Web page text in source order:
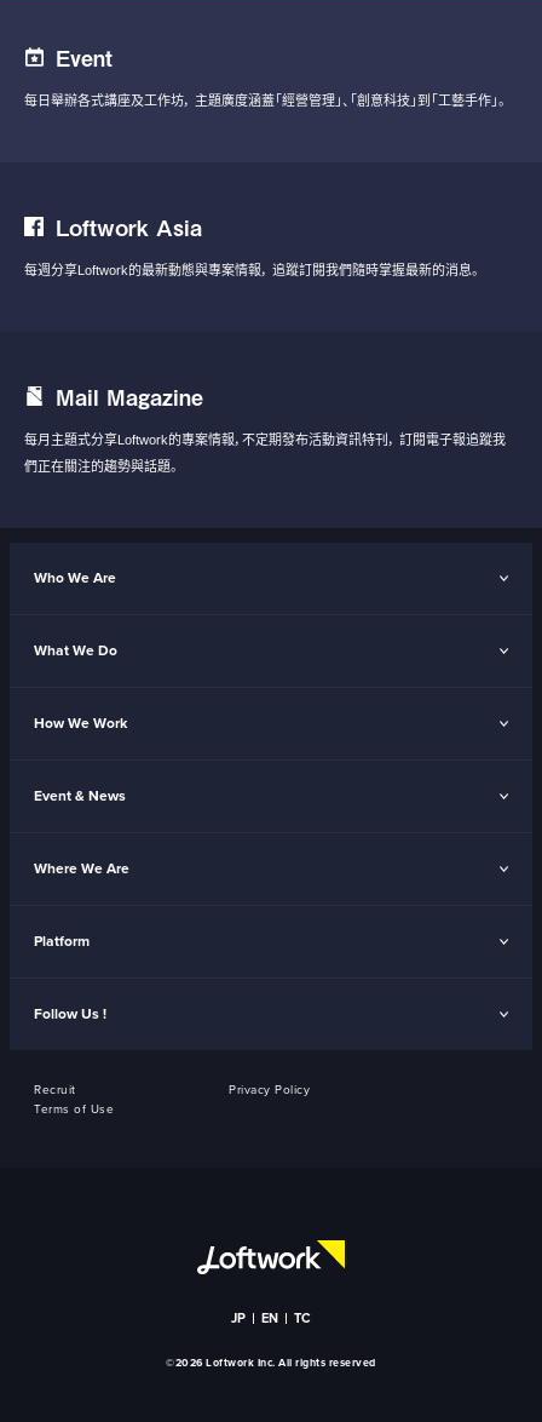
Event
每日舉辦各式講座及工作坊， 主題廣度涵蓋「經營管理」、「創意科技」到「工藝手作」。
Loftwork Asia
每週分享Loftwork的最新動態與專案情報， 追蹤訂閱我們隨時掌握最新的消息。
Mail Magazine
每月主題式分享Loftwork的專案情報，不定期發布活動資訊特刊， 訂閱電子報追蹤我
們正在關注的趨勢與話題。
Who We Are
What We Do
How We Work
Event & News
Where We Are
Platform
Follow Us !
Recruit
Privacy Policy
Terms of Use
JP EN TC
©2026 Loftwork Inc. All rights reserved